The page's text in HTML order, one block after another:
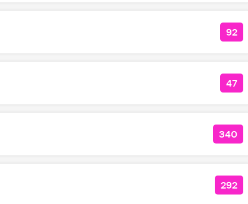
92
47
340
292